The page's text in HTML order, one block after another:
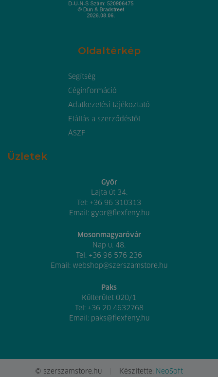
Oldaltérkép
Segítség
Céginformáció
Adatkezelési tájékoztató
Elállás a szerződéstől
ÁSZF
Üzletek
Győr
Lajta út 34.
Tel: +36 96 310313
Email: gyor@flexfeny.hu
Mosonmagyaróvár
Nap u. 48.
Tel: +36 96 576 236
Email: webshop@szerszamstore.hu
Paks
Külterület 020/1
Tel: +36 20 4632768
Email: paks@flexfeny.hu
© szerszamstore.hu Készítette: NeoSoft